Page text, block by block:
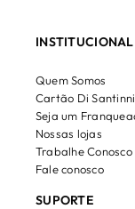
INSTITUCIONAL
Quem Somos
Cartão Di Santinni
Seja um
Nossas lojas
Trabalhe Conosco
Fale conosco
SUPORTE